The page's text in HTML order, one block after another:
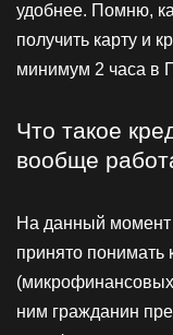
удобнее. Помню,
получить карту и
минимум 2 часа в
Что такое
вообще
На данный момент
принято
ним гражданин